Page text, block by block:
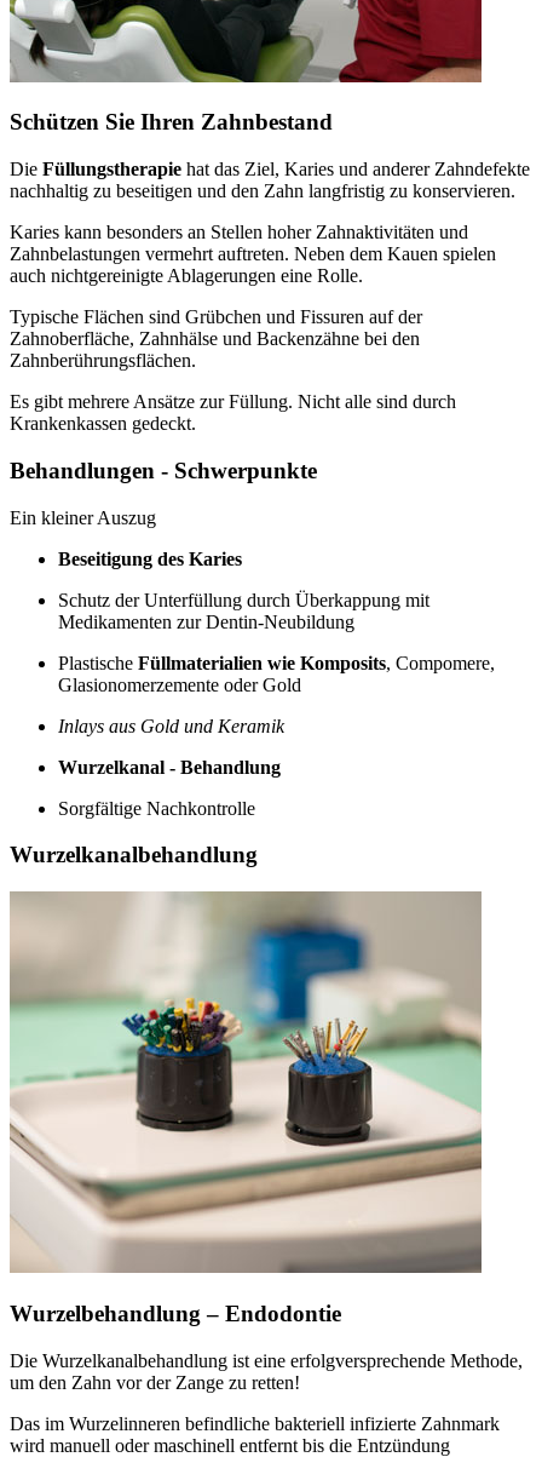
Schützen Sie Ihren Zahnbestand
Die Füllungstherapie hat das Ziel, Karies und anderer Zahndefekte
nachhaltig zu beseitigen und den Zahn langfristig zu konservieren.
Karies kann besonders an Stellen hoher Zahnaktivitäten und
Zahnbelastungen vermehrt auftreten. Neben dem Kauen spielen
auch nichtgereinigte Ablagerungen eine Rolle.
Typische Flächen sind Grübchen und Fissuren auf der
Zahnoberfläche, Zahnhälse und Backenzähne bei den
Zahnberührungsflächen.
Es gibt mehrere Ansätze zur Füllung. Nicht alle sind durch
Krankenkassen gedeckt.
Behandlungen - Schwerpunkte
Ein kleiner Auszug
Beseitigung des Karies
Schutz der Unterfüllung durch Überkappung mit
Medikamenten zur Dentin-Neubildung
Plastische Füllmaterialien wie Komposits, Compomere,
Glasionomerzemente oder Gold
Inlays aus Gold und Keramik
Wurzelkanal - Behandlung
Sorgfältige Nachkontrolle
Wurzelkanalbehandlung
Wurzelbehandlung – Endodontie
Die Wurzelkanalbehandlung ist eine erfolgversprechende Methode,
um den Zahn vor der Zange zu retten!
Das im Wurzelinneren befindliche bakteriell infizierte Zahnmark
wird manuell oder maschinell entfernt bis die Entzündung